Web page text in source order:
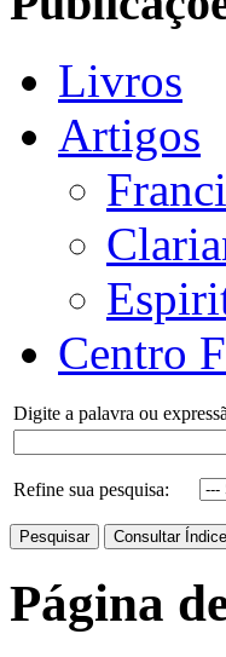
Livros
Artigos
Centro
Digite a palavra ou
Refine sua pesquisa:
Página